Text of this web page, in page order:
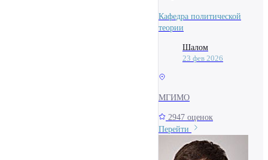
Кафедра политической
теории
Шалом
23 фев 2026
МГИМО
2947 оценок
Перейти